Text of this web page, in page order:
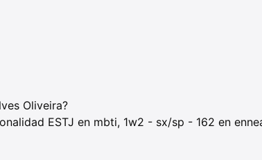
Oliveira?
ESTJ en mbti, 1w2 - sx/sp - 162 en